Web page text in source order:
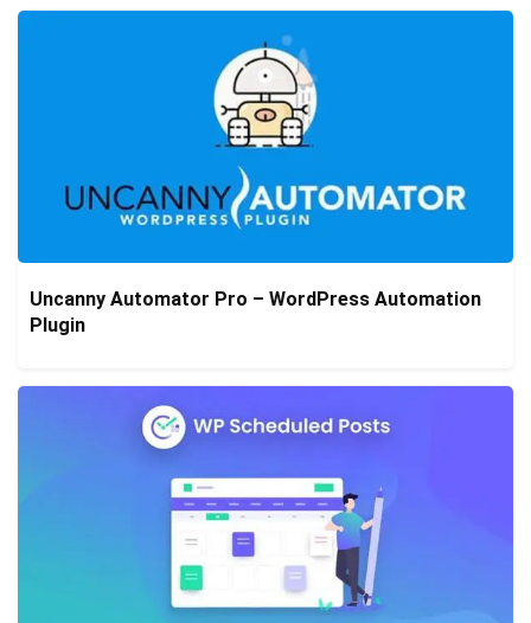
Uncanny Automator Pro – WordPress Automation
Plugin